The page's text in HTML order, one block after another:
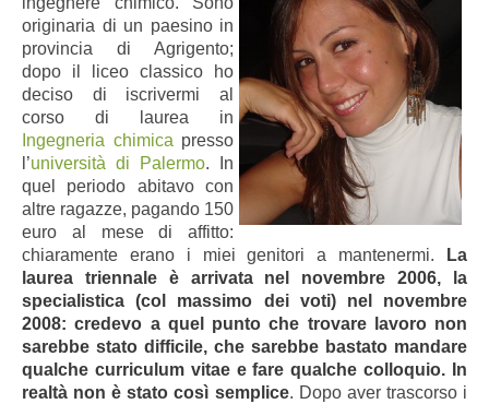
originaria di un paesino in
provincia di Agrigento;
dopo il liceo classico ho
deciso di iscrivermi al
corso di laurea in
Ingegneria chimica presso
l’università di Palermo. In
quel periodo abitavo con
altre ragazze, pagando 150
euro al mese di affitto:
chiaramente erano i miei genitori a mantenermi.
La
laurea triennale è arrivata nel novembre 2006, la
specialistica (col massimo dei voti) nel novembre
2008: credevo a quel punto che trovare lavoro non
sarebbe stato difficile, che sarebbe bastato mandare
qualche curriculum vitae e fare qualche colloquio. In
realtà non è stato così semplice. Dopo aver trascorso i